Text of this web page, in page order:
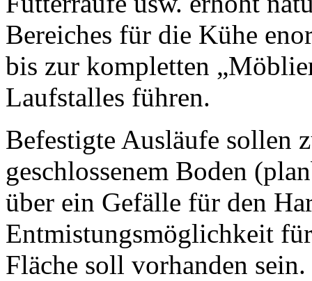
Bereiches für die Kühe
bis zur kompletten
Laufstalles führen.
Befestigte Ausläufe sollen
geschlossenem Boden
über ein Gefälle für den
Entmistungsmöglichkeit
Fläche soll vorhanden sein.